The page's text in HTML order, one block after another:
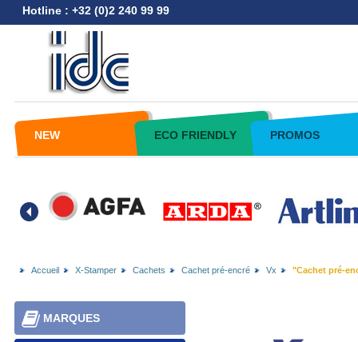
Hotline : +32 (0)2 240 99 99
NEW ECO FRIENDLY PROMOS
Accueil X-Stamper Cachets Cachet pré-encré Vx "Cachet pré-
MARQUES